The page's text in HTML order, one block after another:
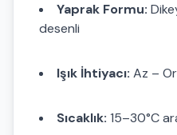
Yaprak Formu:
desenli
Işık İhtiyacı: Az –
Sıcaklık: 15–30°C